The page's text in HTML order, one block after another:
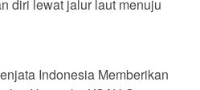
diri lewat jalur laut menuju
Indonesia Memberikan